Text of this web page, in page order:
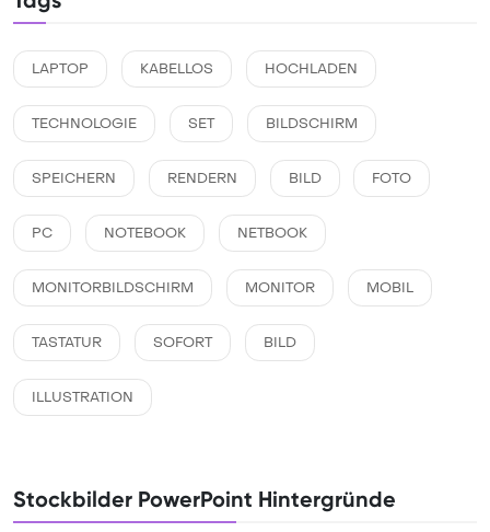
LAPTOP KABELLOS HOCHLADEN
TECHNOLOGIE SET BILDSCHIRM
SPEICHERN RENDERN BILD FOTO
PC NOTEBOOK NETBOOK
MONITORBILDSCHIRM MONITOR MOBIL
TASTATUR SOFORT BILD
ILLUSTRATION
Stockbilder PowerPoint Hintergründe